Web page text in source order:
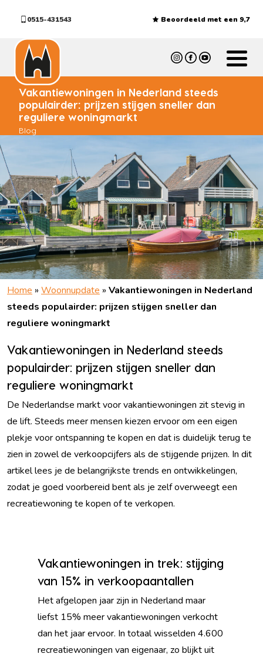
0515-431543 Beoordeeld met een 9,7
Vakantiewoningen in Nederland steeds
populairder: prijzen stijgen sneller dan
reguliere woningmarkt
Blog
Home » Woonnupdate » Vakantiewoningen in Nederland
steeds populairder: prijzen stijgen sneller dan
reguliere woningmarkt
Vakantiewoningen in Nederland steeds
populairder: prijzen stijgen sneller dan
reguliere woningmarkt
De Nederlandse markt voor vakantiewoningen zit stevig in
de lift. Steeds meer mensen kiezen ervoor om een eigen
plekje voor ontspanning te kopen en dat is duidelijk terug te
zien in zowel de verkoopcijfers als de stijgende prijzen. In dit
artikel lees je de belangrijkste trends en ontwikkelingen,
zodat je goed voorbereid bent als je zelf overweegt een
recreatiewoning te kopen of te verkopen.
Vakantiewoningen in trek: stijging
van 15% in verkoopaantallen
Het afgelopen jaar zijn in Nederland maar
liefst 15% meer vakantiewoningen verkocht
dan het jaar ervoor. In totaal wisselden 4.600
recreatiewoningen van eigenaar, zo blijkt uit